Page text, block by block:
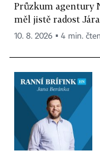
Průzkum agentury
měl jistě radost
10. 8. 2026 ▪ 4 min.